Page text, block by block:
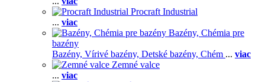
Procraft Industrial
... viac
Bazény, Chémia pre
bazény
Bazény, Vírivé bazény, Detské bazény, Chém ... viac
Zemné valce
... viac